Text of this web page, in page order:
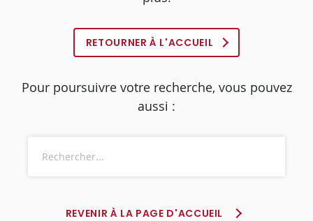
RETOURNER À L'ACCUEIL
Pour poursuivre votre recherche, vous pouvez
aussi :
REVENIR À LA PAGE D'ACCUEIL